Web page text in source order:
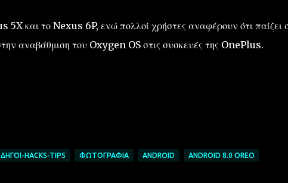
5X και το Nexus 6P, ενώ πολλοί χρήστες αναφέρουν ότι παίζει
αναβάθμιση του Oxygen OS στις συσκευές της OnePlus.
HACKS-TIPS ΦΩΤΟΓΡΑΦΊΑ ANDROID ANDROID 8.0 OREO